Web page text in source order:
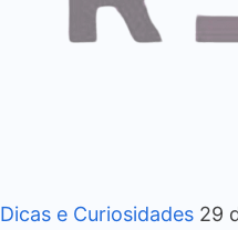
Dicas e Curiosidades 29